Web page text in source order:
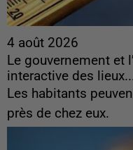
4 août 2026
Le gouvernement et
interactive des
Les habitants
près de chez eux.